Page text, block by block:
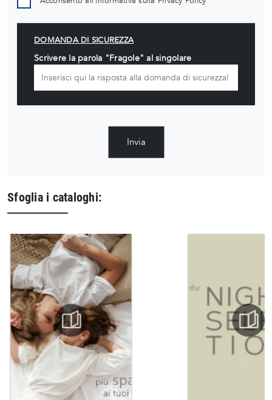
DOMANDA DI SICUREZZA
Scrivere la parola "Fragole" al singolare
Invia
Sfoglia i cataloghi: